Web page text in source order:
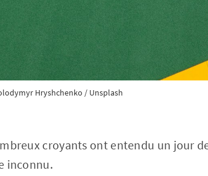
Hryshchenko / Unsplash
croyants ont entendu un jour
inconnu.